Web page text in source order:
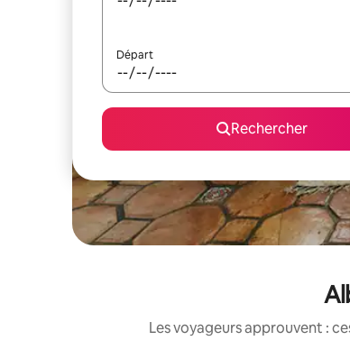
Départ
Rechercher
Les voyageurs approuvent :